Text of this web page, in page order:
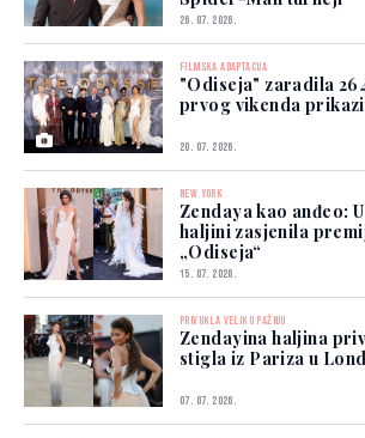
26. 07. 2026.
FILMSKA ADAPTACIJA
"Odiseja" zaradila
prvog vikenda
20. 07. 2026.
NEW YORK
Zendaya kao anđeo:
haljini zasjenila
„Odiseja“
15. 07. 2026.
PRIVUKLA VELIKU PAŽNJU
Zendayina haljina
stigla iz Pariza u
07. 07. 2026.